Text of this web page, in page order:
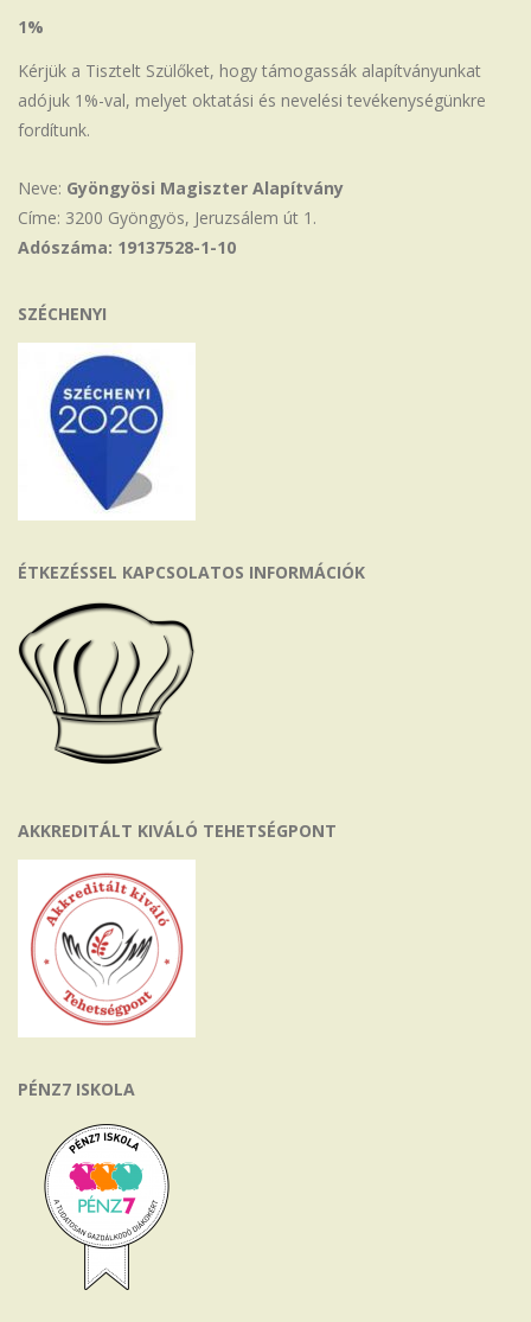
1%
Kérjük a Tisztelt Szülőket, hogy támogassák alapítványunkat
adójuk 1%-val, melyet oktatási és nevelési tevékenységünkre
fordítunk.
Neve: Gyöngyösi Magiszter Alapítvány
Címe: 3200 Gyöngyös, Jeruzsálem út 1.
Adószáma: 19137528-1-10
SZÉCHENYI
ÉTKEZÉSSEL KAPCSOLATOS INFORMÁCIÓK
AKKREDITÁLT KIVÁLÓ TEHETSÉGPONT
PÉNZ7 ISKOLA